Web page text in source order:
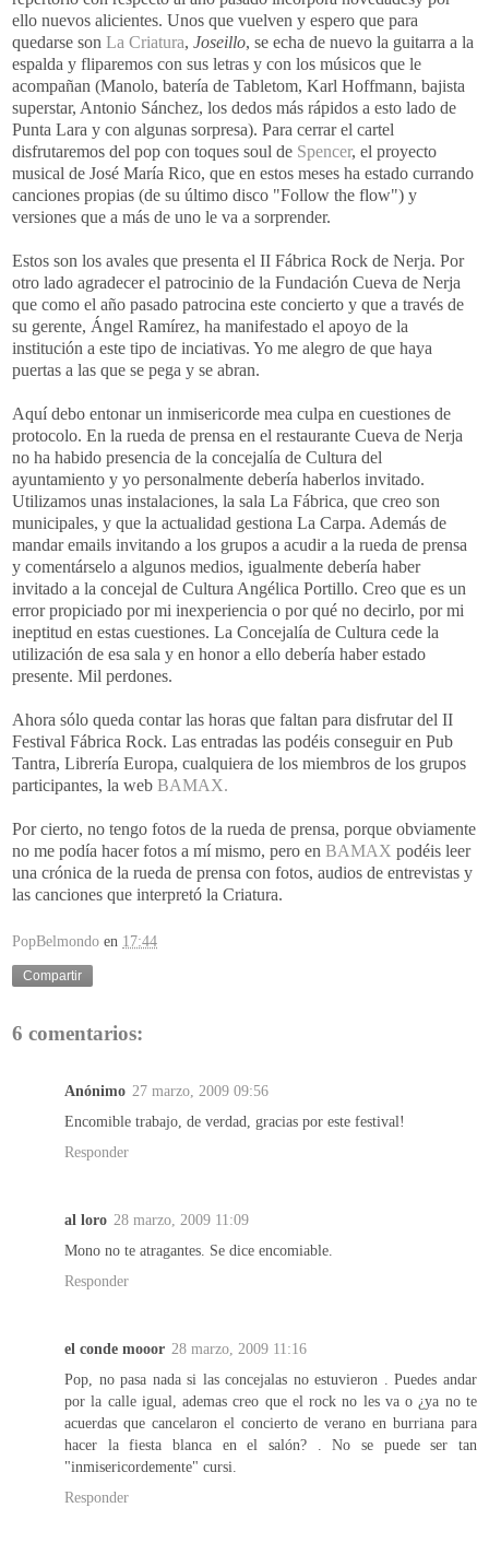
ello nuevos alicientes. Unos que vuelven y espero que para
quedarse son La Criatura, Joseillo, se echa de nuevo la guitarra a la
espalda y fliparemos con sus letras y con los músicos que le
acompañan (Manolo, batería de Tabletom, Karl Hoffmann, bajista
superstar, Antonio Sánchez, los dedos más rápidos a esto lado de
Punta Lara y con algunas sorpresa). Para cerrar el cartel
disfrutaremos del pop con toques soul de Spencer, el proyecto
musical de José María Rico, que en estos meses ha estado currando
canciones propias (de su último disco "Follow the flow") y
versiones que a más de uno le va a sorprender.
Estos son los avales que presenta el II Fábrica Rock de Nerja. Por
otro lado agradecer el patrocinio de la Fundación Cueva de Nerja
que como el año pasado patrocina este concierto y que a través de
su gerente, Ángel Ramírez, ha manifestado el apoyo de la
institución a este tipo de inciativas. Yo me alegro de que haya
puertas a las que se pega y se abran.
Aquí debo entonar un inmisericorde mea culpa en cuestiones de
protocolo. En la rueda de prensa en el restaurante Cueva de Nerja
no ha habido presencia de la concejalía de Cultura del
ayuntamiento y yo personalmente debería haberlos invitado.
Utilizamos unas instalaciones, la sala La Fábrica, que creo son
municipales, y que la actualidad gestiona La Carpa. Además de
mandaremails invitando a los grupos a acudir a la rueda de prensa
y comentárselo a algunos medios, igualmente debería haber
invitado a la concejal de Cultura Angélica Portillo. Creo que es un
error propiciado por mi inexperiencia o por qué no decirlo, por mi
ineptitud en estas cuestiones. La Concejalía de Cultura cede la
utilización de esa sala y en honor a ello debería haber estado
presente. Mil perdones.
Ahora sólo queda contar las horas que faltan para disfrutar del II
Festival Fábrica Rock. Las entradas las podéis conseguir en Pub
Tantra, Librería Europa, cualquiera de los miembros de los grupos
participantes, la web BAMAX.
Por cierto, no tengo fotos de la rueda de prensa, porque obviamente
no me podía hacer fotos a mí mismo, pero en BAMAX podéis leer
una crónica de la rueda de prensa con fotos, audios de entrevistas y
las canciones que interpretó la Criatura.
PopBelmondo en 17:44
Compartir
6 comentarios:
Anónimo 27 marzo, 2009 09:56
Encomible trabajo, de verdad, gracias por este festival!
Responder
al loro 28 marzo, 2009 11:09
Mono no te atragantes. Se dice encomiable.
Responder
el conde mooor 28 marzo, 2009 11:16
Pop, no pasa nada si las concejalas no estuvieron . Puedes andar
por la calle igual, ademas creo que el rock no les va o ¿ya no te
acuerdas que cancelaron el concierto de verano en burriana para
hacer la fiesta blanca en el salón? . No se puede ser tan
"inmisericordemente" cursi.
Responder